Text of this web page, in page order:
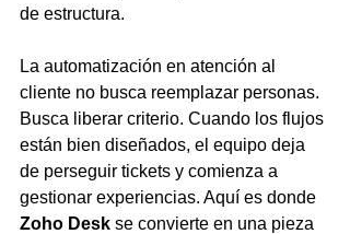
de estructura.
La automatización en atención al
cliente no busca reemplazar personas.
Busca liberar criterio. Cuando los flujos
están bien diseñados, el equipo deja
de perseguir tickets y comienza a
gestionar experiencias. Aquí es donde
Zoho Desk se convierte en una pieza